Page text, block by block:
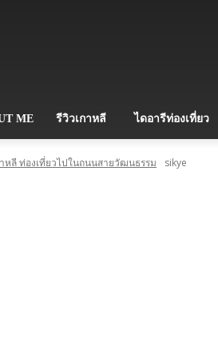
ME รีวิวเกาหลี ไดอารีท่องเที่ยว
หลี ท่องเที่ยวไปในถนนสายวัฒนธรรม sikye